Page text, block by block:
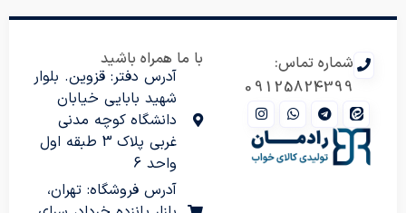
شماره تماس:
09125824399
با ما همراه باشید
آدرس دفتر: قزوین. بلوار
شهید بابایی خیابان
دانشگاه کوچه مدنی
غربی پلاک 3 طبقه اول
واحد 6
آدرس فروشگاه: تهران،